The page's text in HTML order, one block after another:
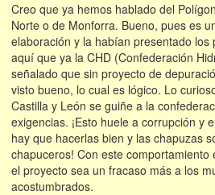
Creo que ya hemos hablado del
Norte o de Monforra. Bueno, pues es
elaboración y la habían presentado
aquí que ya la CHD (Confederación
señalado que sin proyecto de
visto bueno, lo cual es lógico. Lo
Castilla y León se guiñe a la
exigencias. ¡Esto huele a corrupción y
hay que hacerlas bien y las chapuzas
chapuceros! Con este
el proyecto sea un fracaso más a los
acostumbrados.